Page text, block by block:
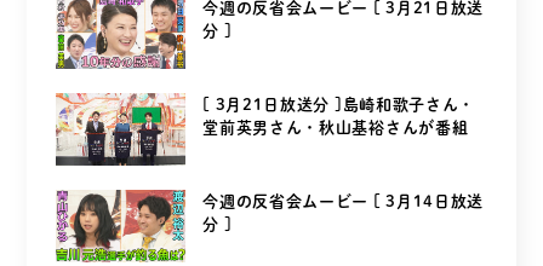
今週の反省会ムービー [ 3月21日放送
分 ]
[ 3月21日放送分 ]島崎和歌子さん・
堂前英男さん・秋山基裕さんが番組
今週の反省会ムービー [ 3月14日放送
分 ]